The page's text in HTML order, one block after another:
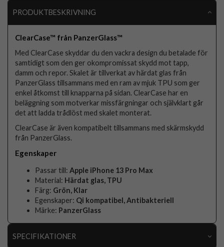
PRODUKTBESKRIVNING
ClearCase™ från PanzerGlass™
Med ClearCase skyddar du den vackra design du betalade för
samtidigt som den ger okompromissat skydd mot tapp,
damm och repor. Skalet är tillverkat av härdat glas från
PanzerGlass tillsammans med en ram av mjuk TPU som ger
enkel åtkomst till knapparna på sidan. ClearCase har en
beläggning som motverkar missfärgningar och självklart går
det att ladda trådlöst med skalet monterat.
ClearCase är även kompatibelt tillsammans med skärmskydd
från PanzerGlass.
Egenskaper
Passar till:Apple iPhone 13 Pro Max
Material: Härdat glas, TPU
Färg: Grön, Klar
Egenskaper: Qi kompatibel, Antibakteriell
Märke: PanzerGlass
SPECIFIKATIONER